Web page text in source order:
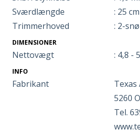
Sværdlængde
: 25 cm
Trimmerhoved
: 2-
DIMENSIONER
Nettovægt : 4,8 -
INFO
Fabrikant
Texas
5260
Tel.